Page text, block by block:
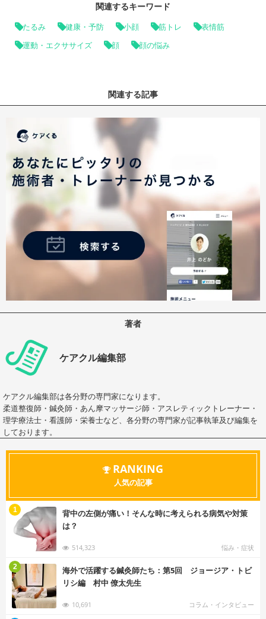
関連するキーワード
たるみ 健康・予防 小顔 筋トレ 表情筋
運動・エクササイズ 顔 顔の悩み
関連する記事
著者
ケアクル編集部
ケアクル編集部は各分野の専門家になります。
柔道整復師・鍼灸師・あん摩マッサージ師・アスレティックトレーナー・
理学療法士・看護師・栄養士など、各分野の専門家が記事執筆及び編集を
しております。
RANKING
人気の記事
背中の左側が痛い！そんな時に考えられる病気や対策
は？
514,323 悩み・症状
1
海外で活躍する鍼灸師たち：第5回 ジョージア・トビ
リシ編 村中 僚太先生
10,691 コラム・インタビュー
2